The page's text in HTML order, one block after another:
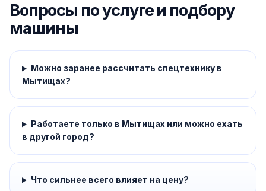
Вопросы по услуге и подбору
машины
Можно заранее рассчитать спецтехнику в
Мытищах?
Работаете только в Мытищах или можно ехать
в другой город?
Что сильнее всего влияет на цену?